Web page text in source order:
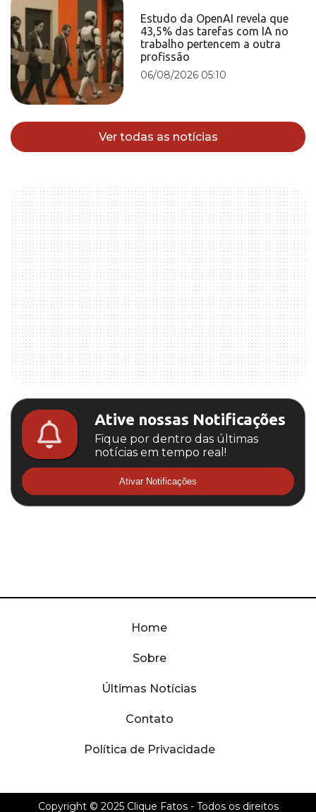
Estudo da OpenAI revela que
43,5% das tarefas com IA no
trabalho pertencem a outra
profissão
06/08/2026 05:10
Ver todas as notícias
Ative nossas Notificações
Fique por dentro das últimas
notícias em tempo real!
Ativar Notificações
Home
Sobre
Últimas Notícias
Contato
Política de Privacidade
Copyright © 2025 Clique Fatos- Todos os direitos